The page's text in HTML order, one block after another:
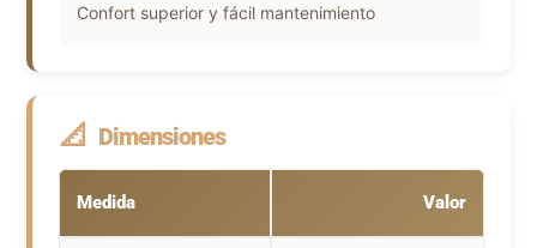
Confort superior y fácil mantenimiento
📐 Dimensiones
Medida Valor